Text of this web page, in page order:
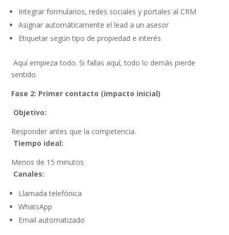
Integrar formularios, redes sociales y portales al CRM
Asignar automáticamente el lead a un asesor
Etiquetar según tipo de propiedad e interés
Aquí empieza todo. Si fallas aquí, todo lo demás pierde
sentido.
Fase 2: Primer contacto (impacto inicial)
Objetivo:
Responder antes que la competencia.
Tiempo ideal:
Menos de 15 minutos
Canales:
Llamada telefónica
WhatsApp
Email automatizado